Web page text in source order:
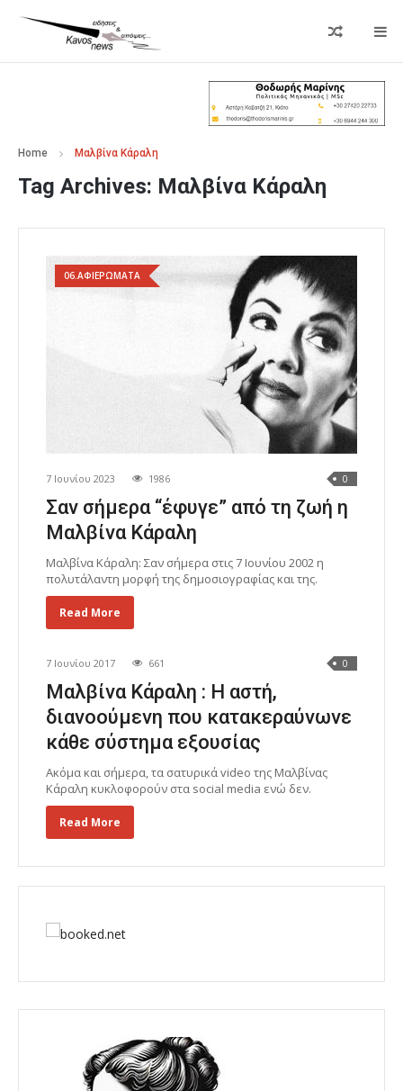
Home Μαλβίνα Κάραλη
Tag Archives: Μαλβίνα Κάραλη
06.ΑΦΙΕΡΩΜΑΤΑ
7 Ιουνίου 2023 1986 0
Σαν σήμερα “έφυγε” από τη ζωή η
Μαλβίνα Κάραλη
Μαλβίνα Κάραλη: Σαν σήμερα στις 7 Ιουνίου 2002 η
πολυτάλαντη μορφή της δημοσιογραφίας και της.
Read More
7 Ιουνίου 2017 661 0
Μαλβίνα Κάραλη : Η αστή,
διανοούμενη που κατακεραύνωνε
κάθε σύστημα εξουσίας
Ακόμα και σήμερα, τα σατυρικά video της Μαλβίνας
Κάραλη κυκλοφορούν στα social media ενώ δεν.
Read More